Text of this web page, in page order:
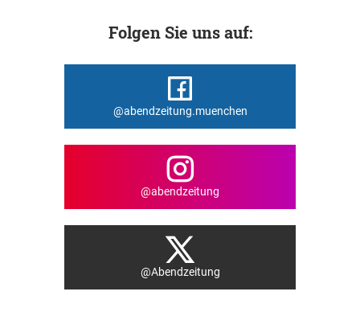
Folgen Sie uns auf:
@abendzeitung.muenchen
@abendzeitung
@Abendzeitung